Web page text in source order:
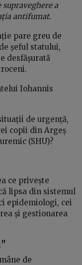
a
antifumat.
pare greu de
șeful statului,
desfășurată
Iohannis
de urgență,
copii din Argeș
(SHU)?
ce privește
lipsa din sistemul
epidemiologi, cei
și gestionarea
de